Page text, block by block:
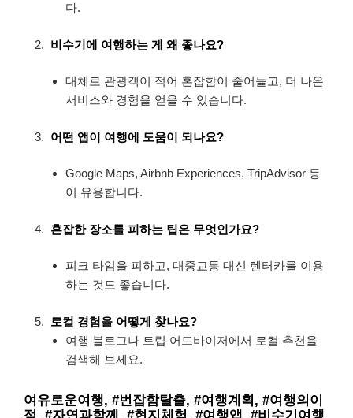
다.
비수기에 여행하는 게 왜 좋나요?
대체로 관광객이 적어 혼잡함이 줄어들고, 더 나은
서비스와 경험을 얻을 수 있습니다.
어떤 앱이 여행에 도움이 되나요?
Google Maps, Airbnb Experiences, TripAdvisor 등
이 유용합니다.
혼잡한 장소를 피하는 팁은 무엇인가요?
피크 타임을 피하고, 대중교통 대신 렌터카를 이용
하는 것도 좋습니다.
로컬 경험을 어떻게 찾나요?
여행 블로그나 트립 어드바이저에서 로컬 추천을
검색해 보세요.
여유로운여행, #번잡함탈출, #여행계획, #여행의이
점, #자연과함께, #현지체험, #여행앱, #비수기여행,